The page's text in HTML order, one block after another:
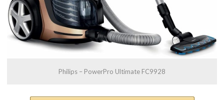
Philips – PowerPro Ultimate FC9928